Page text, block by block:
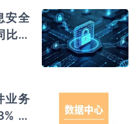
安全
比增
业务
出